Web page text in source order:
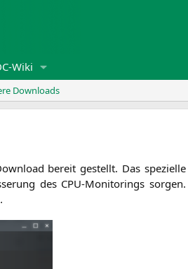
Wiki
Downloads
bereit gestellt. Das spe­zi­el­le
des CPU-Moni­to­rings sor­gen.